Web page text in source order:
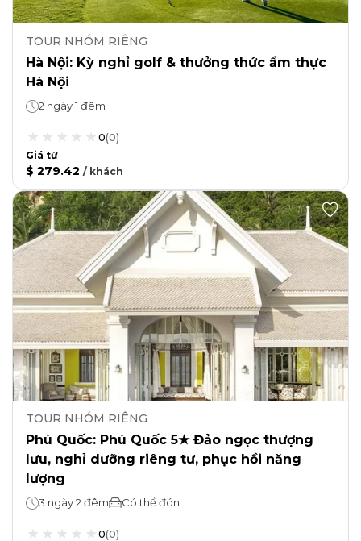
TOUR NHÓM RIÊNG
Hà Nội: Kỳ nghỉ golf & thưởng thức ẩm thực
Hà Nội
2 ngày 1 đêm
0(0)
Giá từ
$ 279.42 / khách
TOUR NHÓM RIÊNG
Phú Quốc: Phú Quốc 5★ Đảo ngọc thượng
lưu, nghỉ dưỡng riêng tư, phục hồi năng
lượng
3 ngày 2 đêm Có thể đón
0(0)